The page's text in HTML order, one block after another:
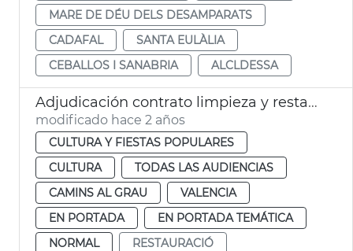
MARE DE DÉU DELS DESAMPARATS
CADAFAL
SANTA EULÀLIA
CEBALLOS I SANABRIA
ALCLDESSA
Adjudicación contrato limpieza y restauración de El Parotet
modificado hace 2 años
CULTURA Y FIESTAS POPULARES
CULTURA
TODAS LAS AUDIENCIAS
CAMINS AL GRAU
VALENCIA
EN PORTADA
EN PORTADA TEMÁTICA
NORMAL
RESTAURACIÓ